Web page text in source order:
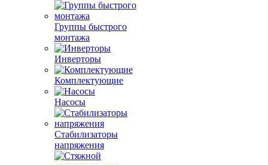
Группы быстрого
монтажа
Инверторы
Комплектующие
Насосы
Стабилизаторы
напряжения